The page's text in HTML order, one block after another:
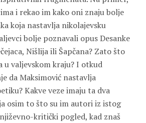
i rekao im kako oni znaju bolje
koja nastavlja nikolajevsku
bolje poznavali opus Desanke
Nišlija ili Šapčana? Zato što
u valjevskom kraju? I otkud
da Maksimović nastavlja
Kakve veze imaju ta dva
osim to što su im autori iz istog
kritički pogled, kad znaš